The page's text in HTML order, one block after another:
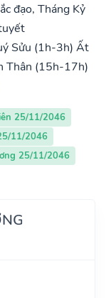
đạo, Tháng Kỷ
Sửu (1h-3h) Ất
Thân (15h-17h)
25/11/2046
11/2046
25/11/2046